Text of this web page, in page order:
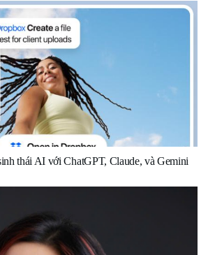
thái AI với ChatGPT, Claude, và Gemini